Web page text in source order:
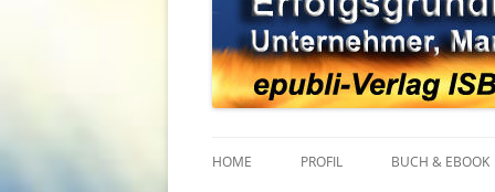
HOME PROFIL BUCH & EBOOK